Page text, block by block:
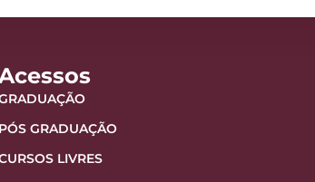
PÓS GRADUAÇÃO
LIVRES